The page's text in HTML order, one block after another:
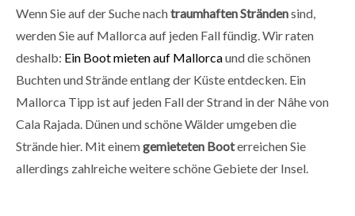
Wenn Sie auf der Suche nachtraumhaften Strändensind,
werden Sie auf Mallorca auf jeden Fall fündig. Wir raten
deshalb: Ein Boot mieten auf Mallorcaund die schönen
Buchten und Strände entlang der Küste entdecken. Ein
Mallorca Tipp ist auf jeden Fall der Strand in der Nâhe von
Cala Rajada . Dünen und schöne Wälder umgeben die
Strände hier. Mit einemgemieteten Booterreichen Sie
allerdings zahlreiche weitere schöne Gebiete der Insel.